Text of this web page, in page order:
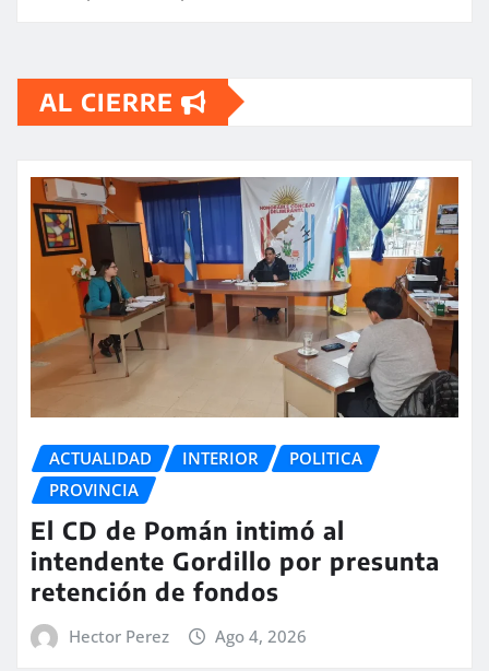
AL CIERRE
ACTUALIDAD INTERIOR
POLITICA
PROVINCIA
El CD de Pomán intimó al
intendente Gordillo por presunta
retención de fondos
Hector Perez Ago 4, 2026